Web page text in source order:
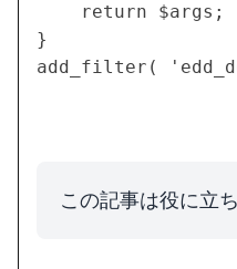
}
add_filter(
この記事は役に立